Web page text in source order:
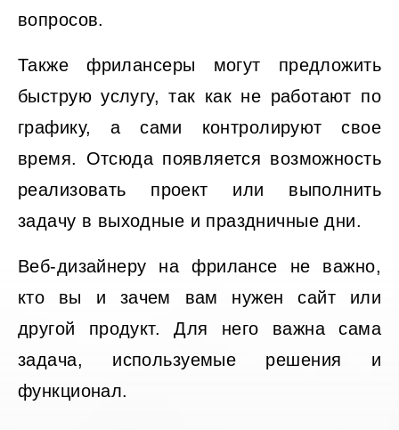
вопросов.
Также фрилансеры могут предложить
быструю услугу, так как не работают по
графику, а сами контролируют свое
время. Отсюда появляется возможность
реализовать проект или выполнить
задачу в выходные и праздничные дни.
Веб-дизайнеру на фрилансе не важно,
кто вы и зачем вам нужен сайт или
другой продукт. Для него важна сама
задача, используемые решения и
функционал.